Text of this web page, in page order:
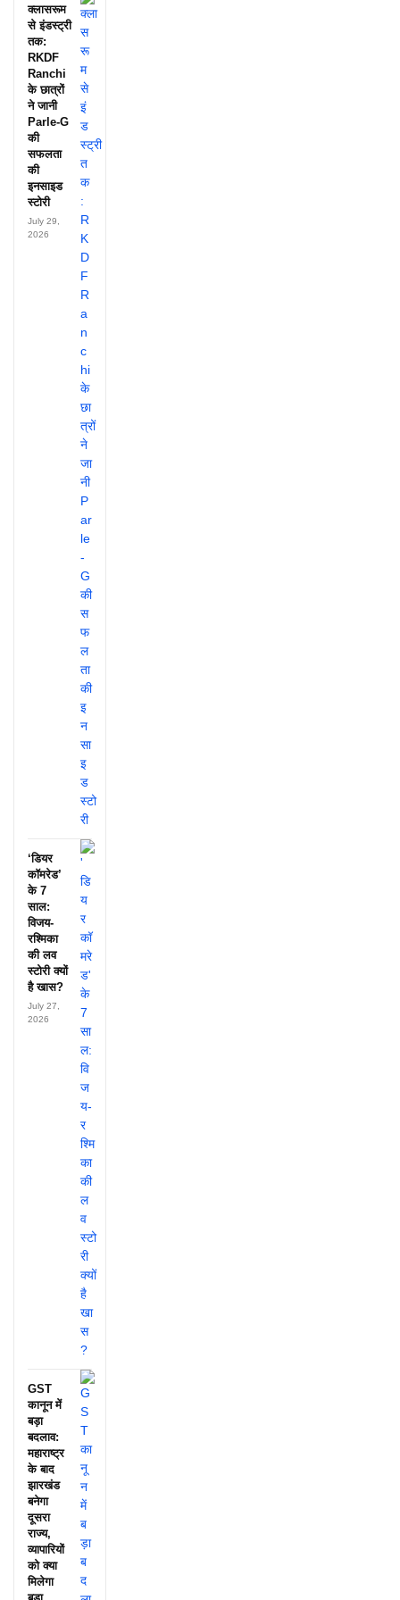
क्लासरूम
से इंडस्ट्री
तक:
RKDF
Ranchi
के छात्रों
ने जानी
Parle-G
की
सफलता
की
इनसाइड
स्टोरी
July 29,
2026
‘डियर
कॉमरेड’
के 7
साल:
विजय-
रश्मिका
की लव
स्टोरी क्यों
है खास?
July 27,
2026
GST
कानून में
बड़ा
बदलाव:
महाराष्ट्र
के बाद
झारखंड
बनेगा
दूसरा
राज्य,
व्यापारियों
को क्या
मिलेगा